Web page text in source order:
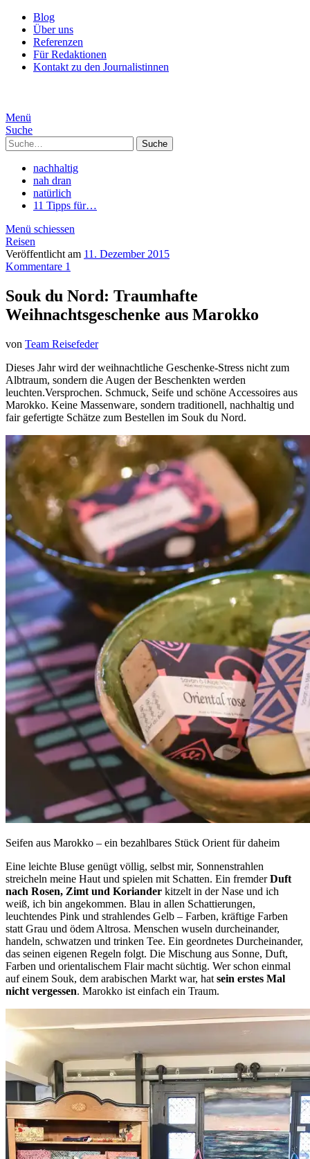
Blog
Über uns
Referenzen
Für Redaktionen
Kontakt zu den Journalistinnen
Menü
Suche
Suche
nachhaltig
nah dran
natürlich
11 Tipps für…
Menü schiessen
Reisen
Veröffentlicht am 11. Dezember 2015
Kommentare 1
Souk du Nord: Traumhafte
Weihnachtsgeschenke aus Marokko
von Team Reisefeder
Dieses Jahr wird der weihnachtliche Geschenke-Stress nicht zum
Albtraum, sondern die Augen der Beschenkten werden
leuchten.Versprochen. Schmuck, Seife und schöne Accessoires aus
Marokko. Keine Massenware, sondern traditionell, nachhaltig und
fair gefertigte Schätze zum Bestellen im Souk du Nord.
Seifen aus Marokko – ein bezahlbares Stück Orient für daheim
Eine leichte Bluse genügt völlig, selbst mir, Sonnenstrahlen
streicheln meine Haut und spielen mit Schatten. Ein fremderDuft
nach Rosen, Zimt und Koriander kitzelt in der Nase und ich
weiß, ich bin angekommen. Blau in allen Schattierungen,
leuchtendes Pink und strahlendes Gelb – Farben, kräftige Farben
statt Grau und ödem Altrosa. Menschen wuseln durcheinander,
handeln, schwatzen und trinken Tee. Ein geordnetes Durcheinander,
das seinen eigenen Regeln folgt. Die Mischung aus Sonne, Duft,
Farben und orientalischem Flair macht süchtig. Wer schon einmal
auf einem Souk, dem arabischen Markt war, hat sein erstes Mal
nicht vergessen. Marokko ist einfach ein Traum.